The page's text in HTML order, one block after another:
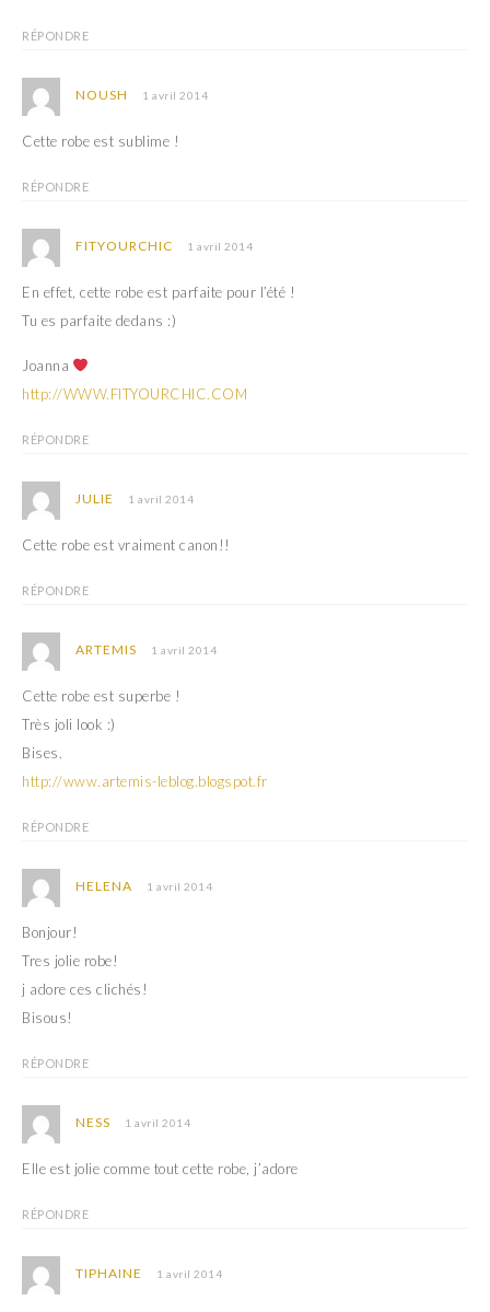
RÉPONDRE
NOUSH 1 avril 2014
Cette robe est sublime !
RÉPONDRE
FITYOURCHIC 1 avril 2014
En effet, cette robe est parfaite pour l’été !
Tu es parfaite dedans :)
Joanna
http://WWW.FITYOURCHIC.COM
RÉPONDRE
JULIE 1 avril 2014
Cette robe est vraiment canon!!
RÉPONDRE
ARTEMIS 1 avril 2014
Cette robe est superbe !
Très joli look :)
Bises.
http://www.artemis-leblog.blogspot.fr
RÉPONDRE
HELENA 1 avril 2014
Bonjour!
Tres jolie robe!
j adore ces clichés!
Bisous!
RÉPONDRE
NESS 1 avril 2014
Elle est jolie comme tout cette robe, j’adore
RÉPONDRE
TIPHAINE 1 avril 2014